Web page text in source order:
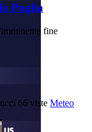
Puglia
fine
66 viste Meteo